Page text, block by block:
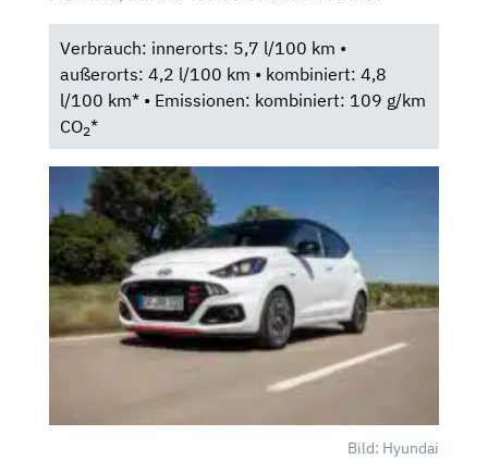
Verbrauch: innerorts: 5,7 l/100 km •
außerorts: 4,2 l/100 km • kombiniert: 4,8
l/100 km* • Emissionen: kombiniert: 109 g/km
CO2*
Bild: Hyundai